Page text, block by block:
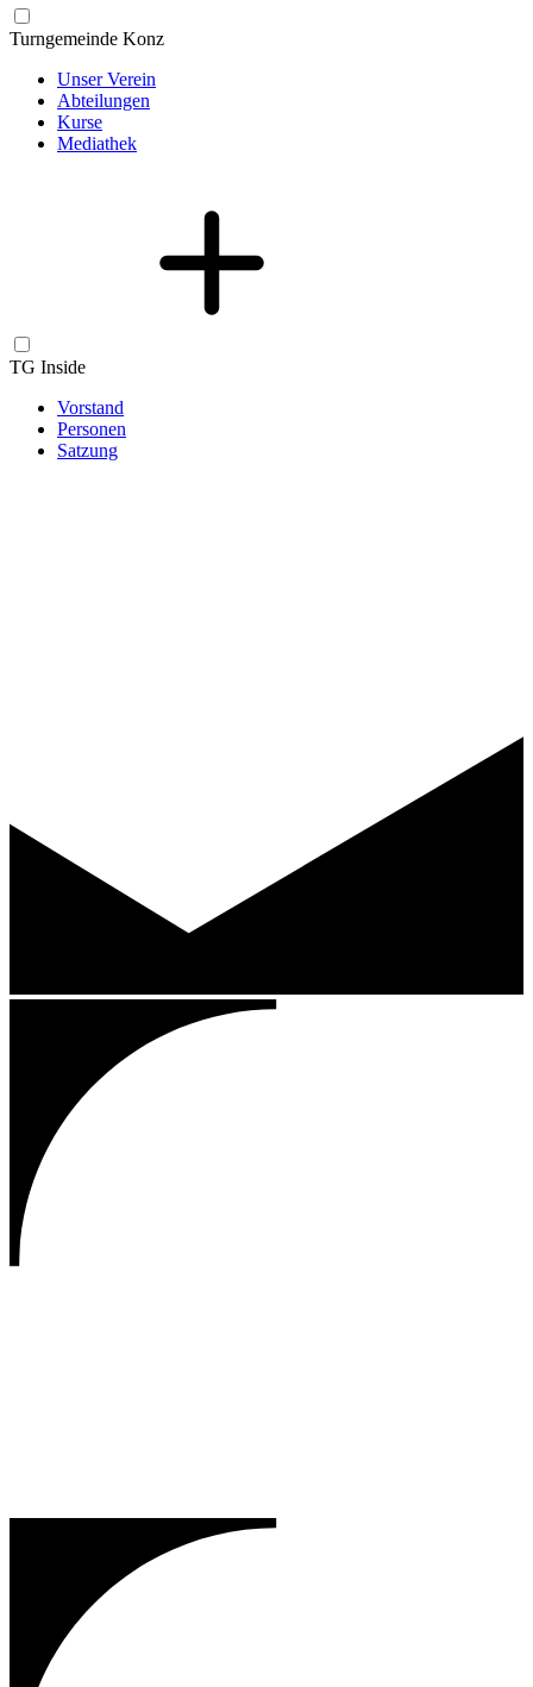
Turngemeinde Konz
Unser Verein
Abteilungen
Kurse
Mediathek
TG Inside
Vorstand
Personen
Satzung